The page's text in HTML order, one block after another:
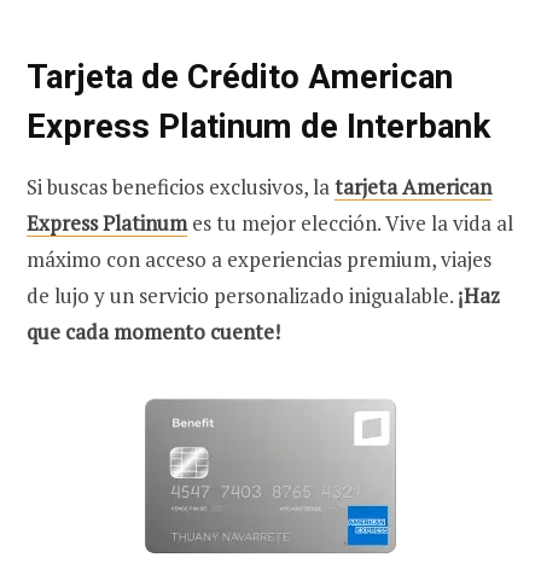
Tarjeta de Crédito American
Express Platinum de Interbank
Si buscas beneficios exclusivos, latarjeta American
Express Platinumes tu mejor elección. Vive la vida al
máximo con acceso a experiencias premium, viajes
de lujo y un servicio personalizado inigualable. ¡Haz
que cada momento cuente!